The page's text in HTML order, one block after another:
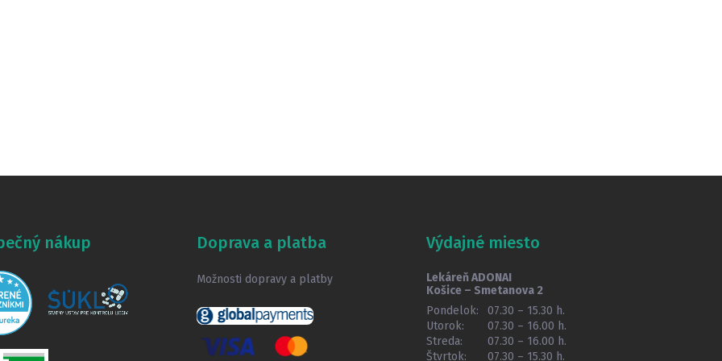
nákup Doprava a platba
Možnosti dopravy a platby
Výdajné miesto
Lekáreň ADONAI
Košice – Smetanova 2
Pondelok:
07.30 – 15.30 h.
Utorok:
07.30 – 16.00 h.
Streda:
07.30 – 16.00 h.
Štvrtok:
07.30 – 15.30 h.